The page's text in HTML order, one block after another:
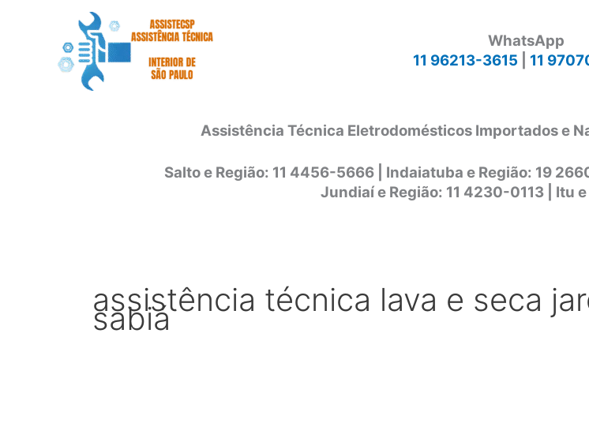
WhatsApp
11 96213-3615
11
Assistência Técnica Eletrodomésticos Importados e
Salto e Região: 11 4456-5666 | Indaiatuba e Região: 19
Jundiaí e Região: 11 4230-0113 | Itu
assistência técnica lava e seca
sabiá